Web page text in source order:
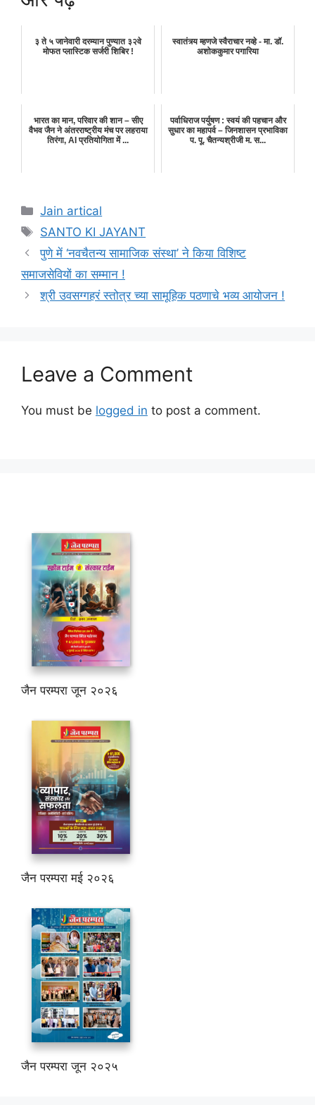
३ ते ५ जानेवारी दरम्यान पुण्यात ३२वे
मोफत प्लास्टिक सर्जरी शिबिर !
स्वातंत्र्य म्हणजे स्वैराचार नव्हे - मा. डॉ.
अशोककुमार पगारिया
भारत का मान, परिवार की शान – सीए
वैभव जैन ने अंतरराष्ट्रीय मंच पर लहराया
तिरंगा, AI प्रतियोगिता में ...
पर्वाधिराज पर्युषण : स्वयं की पहचान और
सुधार का महापर्व – जिनशासन प्रभाविका
प. पू. चैतन्यश्रीजी म. स...
Categories
Jain artical
Tags
SANTO KI JAYANT
पुणे में ‘नवचैतन्य सामाजिक संस्था’ ने किया विशिष्ट
समाजसेवियों का सम्मान !
श्री उवसग्गहरं स्तोत्र च्या सामूहिक पठणाचे भव्य आयोजन !
Leave a Comment
You must be logged in to post a comment.
जैन परम्परा जून २०२६
जैन परम्परा मई २०२६
जैन परम्परा जून २०२५